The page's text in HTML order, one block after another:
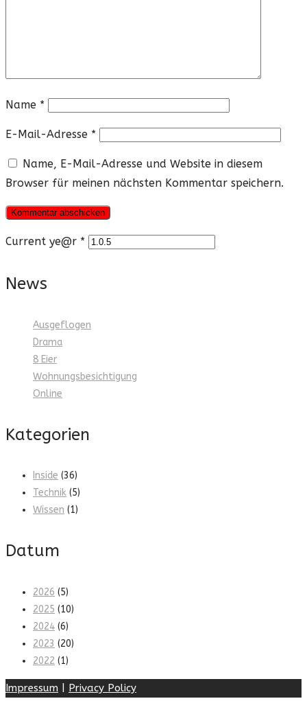
Name *
E-Mail-Adresse *
Name, E-Mail-Adresse und Website in diesem
Browser für meinen nächsten Kommentar speichern.
Current ye@r *
News
Ausgeflogen
Drama
8 Eier
Wohnungsbesichtigung
Online
Kategorien
Inside (36)
Technik (5)
Wissen (1)
Datum
2026 (5)
2025 (10)
2024 (6)
2023 (20)
2022 (1)
Impressum Privacy Policy